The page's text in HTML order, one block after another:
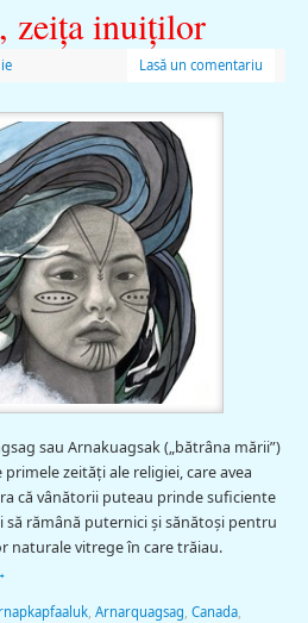
zeiţa inuiţilor
Lasă un comentariu
sau Arnakuagsak („bătrâna mării”)
zeități ale religiei, care avea
că vânătorii puteau prinde suficiente
rămână puternici și sănătoşi pentru
naturale vitrege în care trăiau.
, Arnarquagsag Canada,